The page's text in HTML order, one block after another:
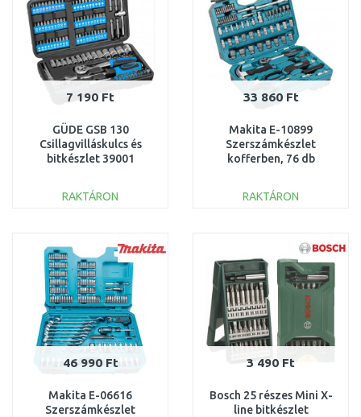
7 190 Ft
GÜDE GSB 130
Csillagvilláskulcs és
bitkészlet 39001
RAKTÁRON
Összehasonlítás
33 860 Ft
Makita E-10899
Szerszámkészlet
kofferben, 76 db
RAKTÁRON
Összehasonlítás
46 990 Ft
Makita E-06616
Szerszámkészlet
3 490 Ft
Bosch 25 részes Mini X-
line bitkészlet